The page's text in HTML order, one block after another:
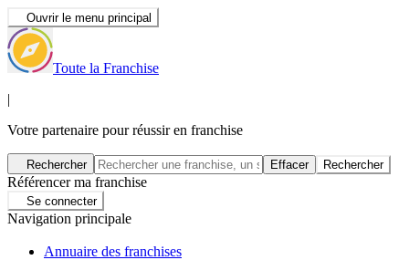
Ouvrir le menu principal
Toute la Franchise
|
Votre partenaire pour réussir en franchise
Rechercher Effacer Rechercher
Référencer ma franchise
Se connecter
Navigation principale
Annuaire des franchises